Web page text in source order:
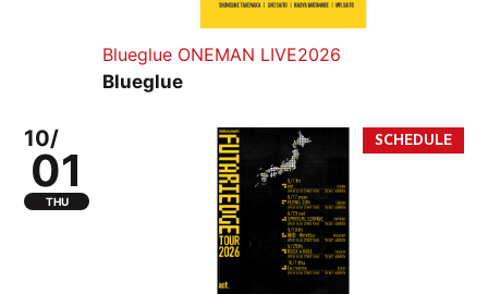
Blueglue ONEMAN LIVE2026
Blueglue
10/
01
THU